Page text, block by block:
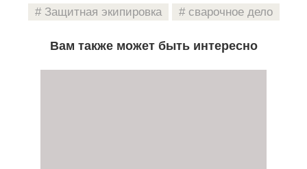
Защитная экипировка сварочное дело
Вам также может быть интересно